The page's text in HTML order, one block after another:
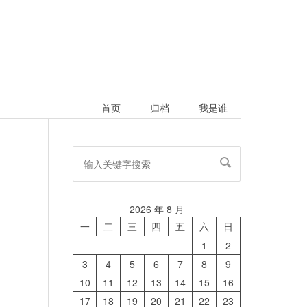
首页
归档 我是谁
2026 年 8 月
一
二 三 四 五 六
日
1
2
3
4 5 6 7 8
9
10
11 12 13 14 15
16
17
18 19 20 21 22
23